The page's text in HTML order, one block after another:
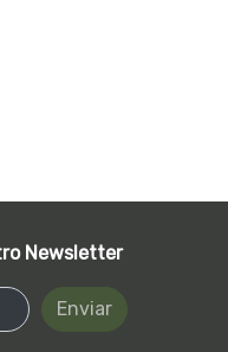
Newsletter
Enviar